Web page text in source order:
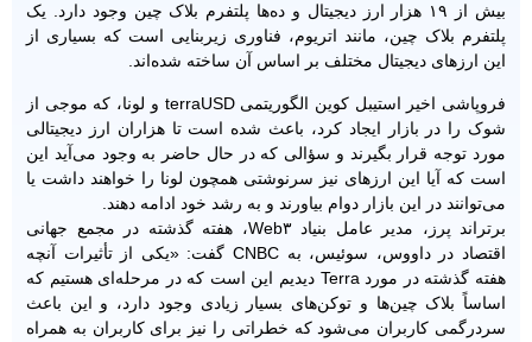
بیش از ۱۹ هزار ارز دیجیتال و ده‌ها پلتفرم بلاک چین وجود دارد. یک
پلتفرم بلاک چین، مانند اتریوم، فناوری زیربنایی است که بسیاری از
این ارز‌های دیجیتال مختلف بر اساس آن ساخته شده‌اند.
فروپاشی اخیر استیبل کوین الگوریتمی terraUSD و لونا، که موجی از
شوک را در بازار ایجاد کرد، باعث شده است تا هزاران ارز دیجیتالی
مورد توجه قرار بگیرند و سؤالی که در حال حاضر به وجود می‌آید این
است که آیا این ارز‌های نیز سرنوشتی همچون لونا را خواهند داشت یا
می‌توانند در این بازار دوام بیاورند و به رشد خود ادامه دهند.
برتراند پرز، مدیر عامل بنیاد Web۳، هفته گذشته در مجمع جهانی
اقتصاد در داووس، سوئیس، به CNBC گفت: «یکی از تأثیرات آنچه
هفته گذشته در مورد Terra دیدیم این است که در مرحله‌ای هستیم که
اساساً بلاک چین‌ها و توکن‌های بسیار زیادی وجود دارد، و این باعث
سردرگمی کاربران می‌شود که خطراتی را نیز برای کاربران به همراه